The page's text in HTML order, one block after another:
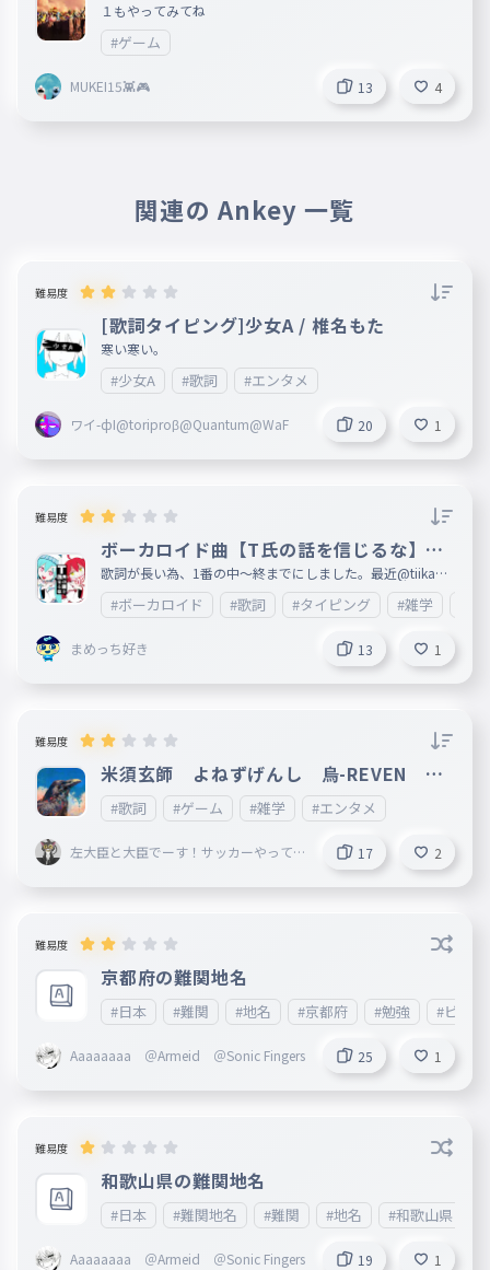
１もやってみてね
#ゲーム
MUKEI15👾🎮 13 4
関連の Ankey 一覧
難易度
[歌詞タイピング]少女A / 椎名もた
寒い寒い。
#少女A #歌詞 #エンタメ
ワイ-фI@toriproβ@Quantum@WaF 20 1
難易度
ボーカロイド曲【T氏の話を信じるな】歌
詞1番(中〜終)
歌詞が長い為、1番の中〜終までにしました。最近@tiikawa
_loveが歌うようになってきたので、 あとカラオケ🎤もこれ
歌ったことあるのでこれにしました。歌詞が長いので、文字
が間違えてしまっているところが複数あると思います。ご了
承ください。 何ありましたら、情報が入り次第ここに載せ
ますので、ご了承ください。次回は2番目以降を制作します
。すごいと思ったら❤をお願いします。皆様の御感想等楽し
みに待っております。 妹垢:http://ankey.io/@tiikawa_love
#ボーカロイド #歌詞 #タイピング #雑学
まめっち好き 13 1
難易度
米須玄師 よねずげんし 烏-REVEN １
番だけ
#歌詞 #ゲーム #雑学 #エンタメ
左大臣と大臣でーす！サッカーやって
17 2
難易度
京都府の難関地名
#日本 #難関 #地名 #京都府 #勉強 #ビジ
Aaaaaaaa ＠Armeid ＠Sonic Fingers 25 1
難易度
和歌山県の難関地名
#日本 #難関地名 #難関 #地名 #和歌山県
Aaaaaaaa ＠Armeid ＠Sonic Fingers 19 1